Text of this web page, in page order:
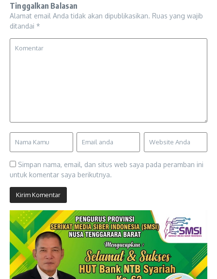
Tinggalkan Balasan
Alamat email Anda tidak akan dipublikasikan. Ruas yang wajib
ditandai *
Simpan nama, email, dan situs web saya pada peramban ini
untuk komentar saya berikutnya.